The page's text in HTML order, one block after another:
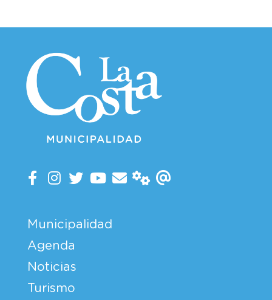
Municipalidad
Agenda
Noticias
Turismo